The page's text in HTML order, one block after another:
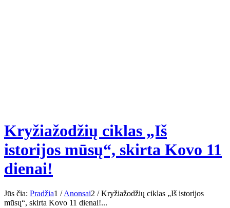
Kryžiažodžių ciklas „Iš
istorijos mūsų“, skirta Kovo 11
dienai!
Jūs čia: Pradžia1 / Anonsai2 / Kryžiažodžių ciklas „Iš istorijos
mūsų“, skirta Kovo 11 dienai!...